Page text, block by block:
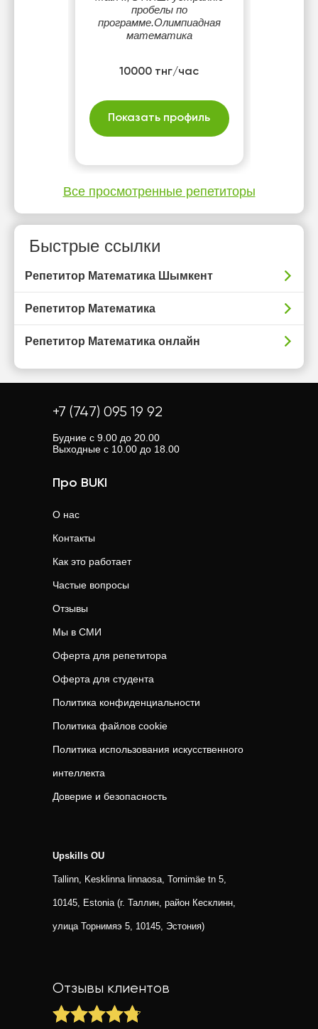
пробелы по
программе.Олимпиадная
математика
10000 тнг/час
Показать профиль
Все просмотренные репетиторы
Быстрые ссылки
Репетитор Математика Шымкент
Репетитор Математика
Репетитор Математика онлайн
+7 (747) 095 19 92
Будние с 9.00 до 20.00
Выходные с 10.00 до 18.00
Про BUKI
О нас
Контакты
Как это работает
Частые вопросы
Отзывы
Мы в СМИ
Оферта для репетитора
Оферта для студента
Политика конфиденциальности
Политика файлов cookie
Политика использования искусственного
интеллекта
Доверие и безопасность
Upskills OU
Tallinn, Kesklinna linnaosa, Tornimäe tn 5,
10145, Estonia (г. Таллин, район Кесклинн,
улица Торнимяэ 5, 10145, Эстония)
Отзывы клиентов